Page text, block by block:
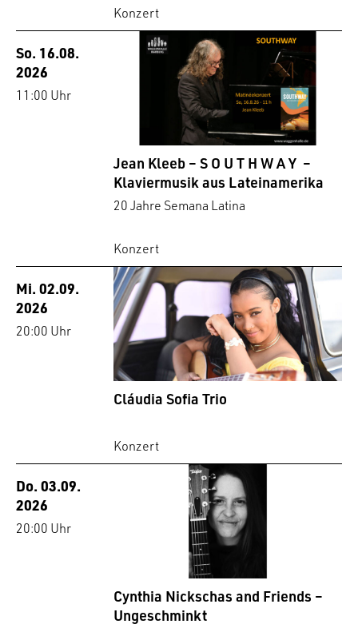
Konzert
So. 16.08.
2026
11:00 Uhr
Jean Kleeb – S O U T H W A Y –
Klaviermusik aus Lateinamerika
20 Jahre Semana Latina
Konzert
Mi. 02.09.
2026
20:00 Uhr
Cláudia Sofia Trio
Konzert
Do. 03.09.
2026
20:00 Uhr
Cynthia Nickschas and Friends –
Ungeschminkt